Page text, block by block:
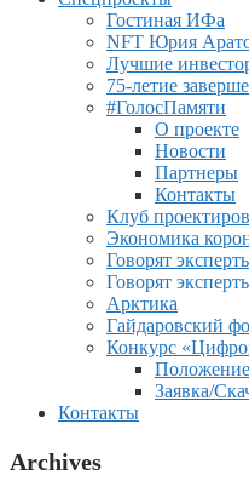
Гостиная ИФа
NFT Юрия
Лучшие
75-летие
#ГолосПамяти
О проекте
Новости
Партнеры
Контакты
Клуб
Экономика
Говорят
Говорят
Арктика
Гайдаровский
Конкурс
Положение
Заявка/
Контакты
Archives